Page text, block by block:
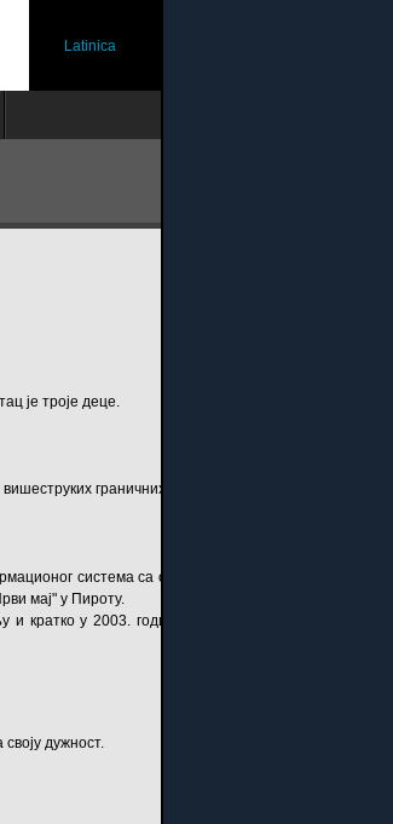
Latinica
је троје деце.
граничних кругова и скупова код
система са освртом на Индустрију
мај" у Пироту.
кратко у 2003. години председник Извршног
дужност.